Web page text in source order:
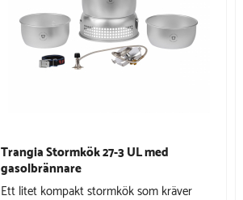
Trangia Stormkök 27-3 UL med
gasolbrännare
Ett litet kompakt stormkök som kräver